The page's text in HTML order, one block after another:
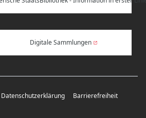
Digitale Sammlungen
Datenschutzerklärung Barrierefreiheit